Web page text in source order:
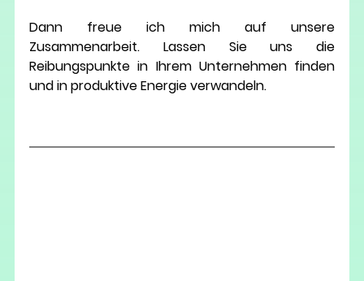
Dann freue ich mich auf unsere
Zusammenarbeit. Lassen Sie uns die
Reibungspunkte in Ihrem Unternehmen finden
und in produktive Energie verwandeln.